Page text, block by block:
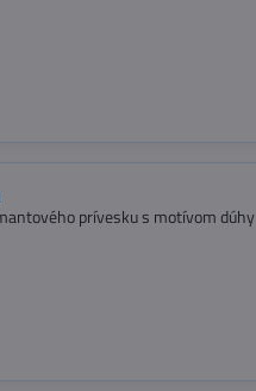
prívesku s motívom dúhy